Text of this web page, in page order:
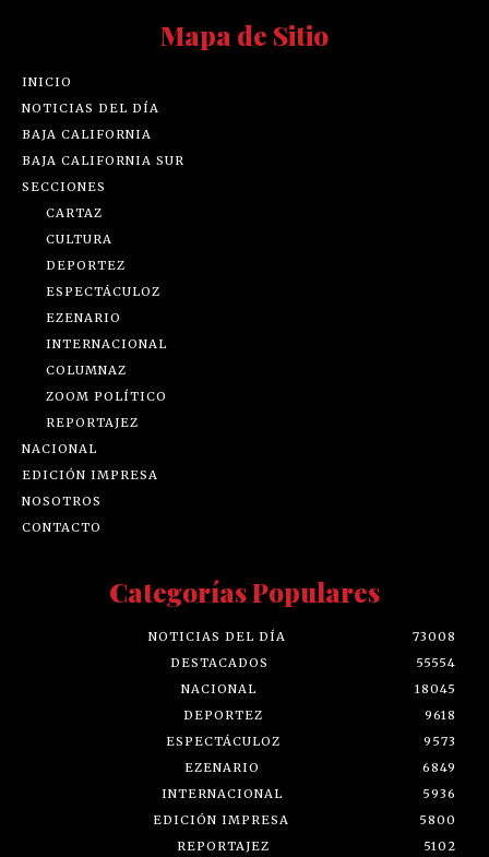
Mapa de Sitio
INICIO
NOTICIAS DEL DÍA
BAJA CALIFORNIA
BAJA CALIFORNIA SUR
SECCIONES
CARTAZ
CULTURA
DEPORTEZ
ESPECTÁCULOZ
EZENARIO
INTERNACIONAL
COLUMNAZ
ZOOM POLÍTICO
REPORTAJEZ
NACIONAL
EDICIÓN IMPRESA
NOSOTROS
CONTACTO
Categorías Populares
NOTICIAS DEL DÍA
73008
DESTACADOS
55554
NACIONAL
18045
DEPORTEZ
9618
ESPECTÁCULOZ
9573
EZENARIO
6849
INTERNACIONAL
5936
EDICIÓN IMPRESA
5800
REPORTAJEZ
5102